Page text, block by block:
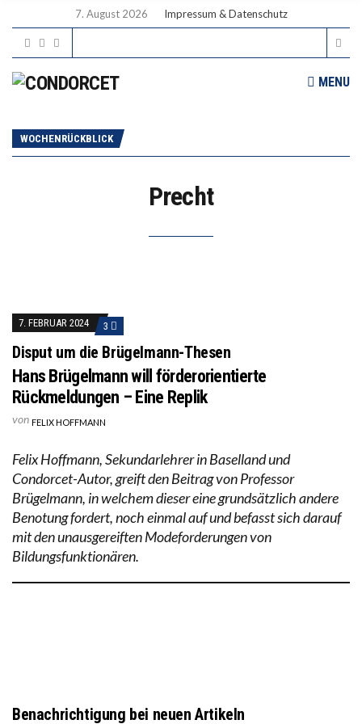
7. August 2026 Impressum & Datenschutz
MENU
WOCHENRÜCKBLICK
Precht
7. FEBRUAR 2024 3
Disput um die Brügelmann-Thesen
Hans Brügelmann will förderorientierte
Rückmeldungen – Eine Replik
von FELIX HOFFMANN
Felix Hoffmann, Sekundarlehrer in Baselland und
Condorcet-Autor, greift den Beitrag von Professor
Brügelmann, in welchem dieser eine grundsätzlich andere
Benotung fordert, noch einmal auf und befasst sich darauf
mit den unausgereiften Modeforderungen von
Bildungsfunktionären.
Benachrichtigung bei neuen Artikeln